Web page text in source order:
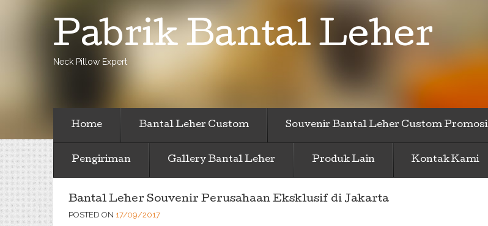
Pabrik Bantal Leher
Neck Pillow Expert
Home Bantal Leher Custom Souvenir Bantal Leher Custom Promosi
Pengiriman Gallery Bantal Leher Produk Lain Kontak Kami
Bantal Leher Souvenir Perusahaan Eksklusif di Jakarta
POSTED ON 17/09/2017